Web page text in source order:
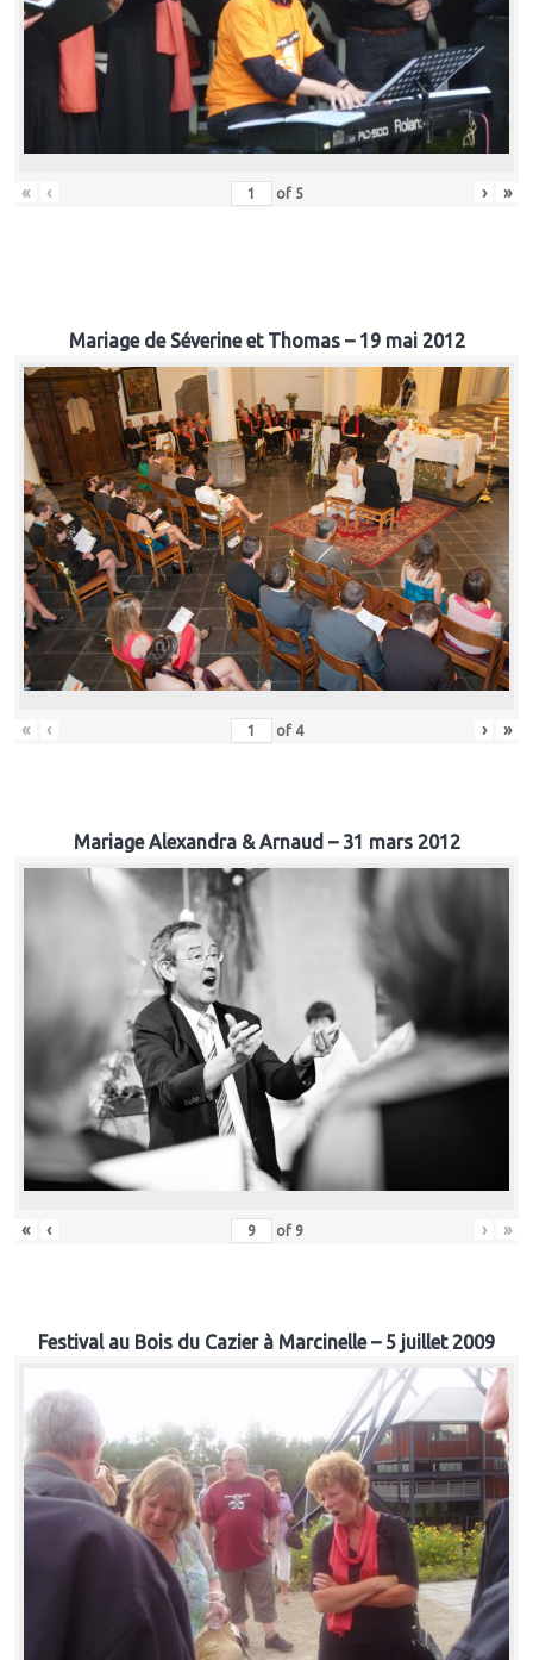
« ‹ of 5 › »
Mariage de Séverine et Thomas – 19 mai 2012
« ‹ of 4 › »
Mariage Alexandra & Arnaud – 31 mars 2012
« ‹ of 9 › »
Festival au Bois du Cazier à Marcinelle – 5 juillet 2009